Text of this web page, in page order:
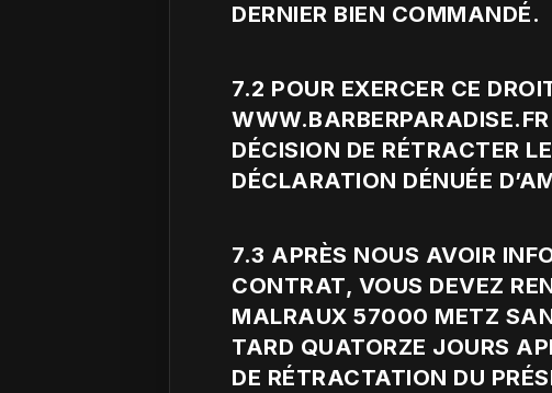
DERNIER BIEN COMMANDÉ.
7.2 POUR EXERCER CE
DÉCISION DE RÉTRACTER
DÉCLARATION DÉNUÉE
7.3 APRÈS NOUS AVOIR
CONTRAT, VOUS DEVEZ
MALRAUX 57000 METZ
TARD QUATORZE JOURS
DE RÉTRACTATION DU